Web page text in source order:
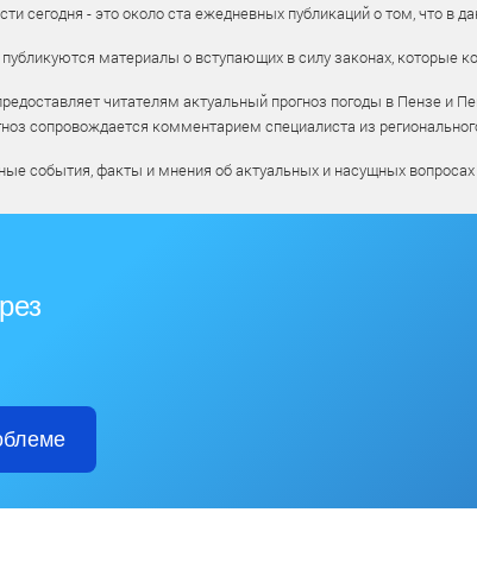
сегодня - это около ста ежедневных публикаций о том, что в
материалы о вступающих в силу законах, которые
читателям актуальный прогноз погоды в Пензе и
сопровождается комментарием специалиста из
события, факты и мнения об актуальных и насущных